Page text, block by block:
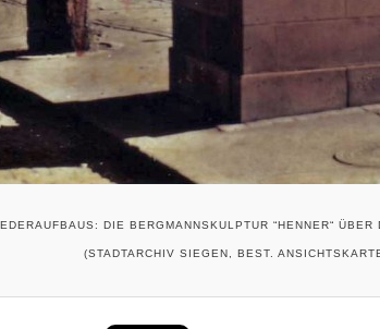
DIE BERGMANNSKULPTUR “HENNER“
(STADTARCHIV SIEGEN, BEST.